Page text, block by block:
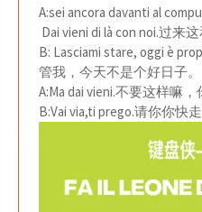
A:sei ancora davanti al
Dai vieni di là con noi.过来
B: Lasciami stare, oggi è
管我，今天不是个好日子。
A:Ma dai vieni.不要这样嘛，
B:Vai via,ti prego.请你你快走